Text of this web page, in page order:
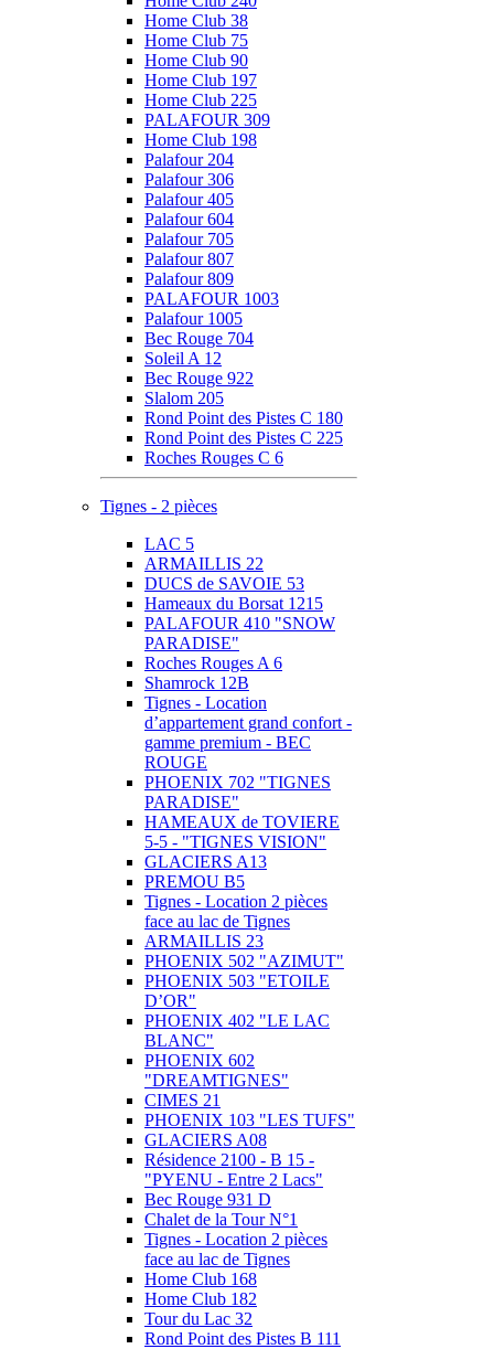
Home Club 38
Home Club 75
Home Club 90
Home Club 197
Home Club 225
PALAFOUR 309
Home Club 198
Palafour 204
Palafour 306
Palafour 405
Palafour 604
Palafour 705
Palafour 807
Palafour 809
PALAFOUR 1003
Palafour 1005
Bec Rouge 704
Soleil A 12
Bec Rouge 922
Slalom 205
Rond Point des Pistes C 180
Rond Point des Pistes C 225
Roches Rouges C 6
Tignes - 2 pièces
LAC 5
ARMAILLIS 22
DUCS de SAVOIE 53
Hameaux du Borsat 1215
PALAFOUR 410 "SNOW
PARADISE"
Roches Rouges A 6
Shamrock 12B
Tignes - Location
d’appartement grand confort -
gamme premium - BEC
ROUGE
PHOENIX 702 "TIGNES
PARADISE"
HAMEAUX de TOVIERE
5-5 - "TIGNES VISION"
GLACIERS A13
PREMOU B5
Tignes - Location 2 pièces
face au lac de Tignes
ARMAILLIS 23
PHOENIX 502 "AZIMUT"
PHOENIX 503 "ETOILE
D’OR"
PHOENIX 402 "LE LAC
BLANC"
PHOENIX 602
"DREAMTIGNES"
CIMES 21
PHOENIX 103 "LES TUFS"
GLACIERS A08
Résidence 2100 - B 15 -
"PYENU - Entre 2 Lacs"
Bec Rouge 931 D
Chalet de la Tour N°1
Tignes - Location 2 pièces
face au lac de Tignes
Home Club 168
Home Club 182
Tour du Lac 32
Rond Point des Pistes B 111